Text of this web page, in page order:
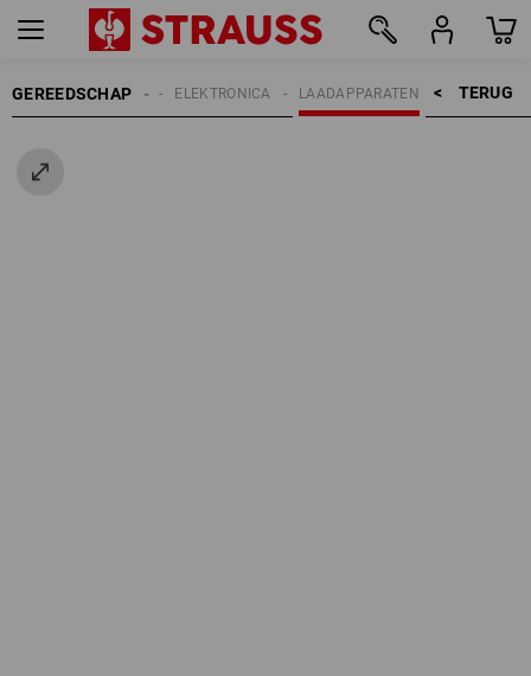
GEREEDSCHAP TERUG    >
LAADAPPARATEN
ELEKTRONICA
ELEKTROARTIKELEN